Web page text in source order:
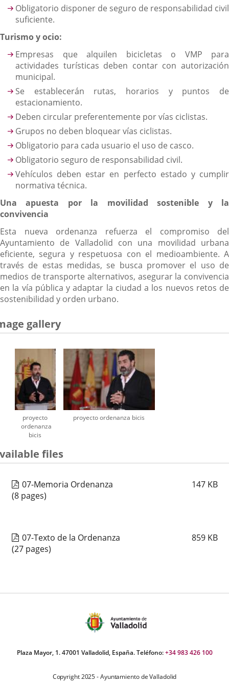
Obligatorio disponer de seguro de responsabilidad civil
suficiente.
Turismo y ocio:
Empresas que alquilen bicicletas o VMP para
actividades turísticas deben contar con autorización
municipal.
Se establecerán rutas, horarios y puntos de
estacionamiento.
Deben circular preferentemente por vías ciclistas.
Grupos no deben bloquear vías ciclistas.
Obligatorio para cada usuario el uso de casco.
Obligatorio seguro de responsabilidad civil.
Vehículos deben estar en perfecto estado y cumplir
normativa técnica.
Una apuesta por la movilidad sostenible y la
convivencia
Esta nueva ordenanza refuerza el compromiso del
Ayuntamiento de Valladolid con una movilidad urbana
eficiente, segura y respetuosa con el medioambiente. A
través de estas medidas, se busca promover el uso de
medios de transporte alternativos, asegurar la convivencia
en la vía pública y adaptar la ciudad a los nuevos retos de
sostenibilidad y orden urbano.
gallery
proyecto
ordenanza
bicis
proyecto ordenanza bicis
files
07-Memoria Ordenanza 147 KB
(8 pages)
07-Texto de la Ordenanza 859 KB
(27 pages)
Plaza Mayor, 1. 47001 Valladolid, España. Teléfono:+34 983 426 100
Copyright 2025 - Ayuntamiento de Valladolid